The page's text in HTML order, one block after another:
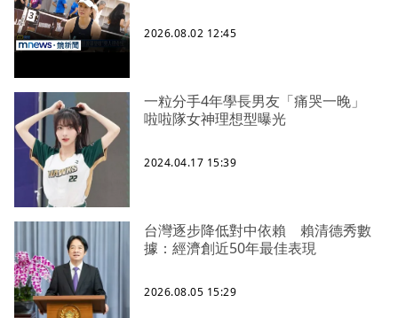
2026.08.02 12:45
一粒分手4年學長男友「痛哭一晚」
啦啦隊女神理想型曝光
2024.04.17 15:39
台灣逐步降低對中依賴 賴清德秀數
據：經濟創近50年最佳表現
2026.08.05 15:29